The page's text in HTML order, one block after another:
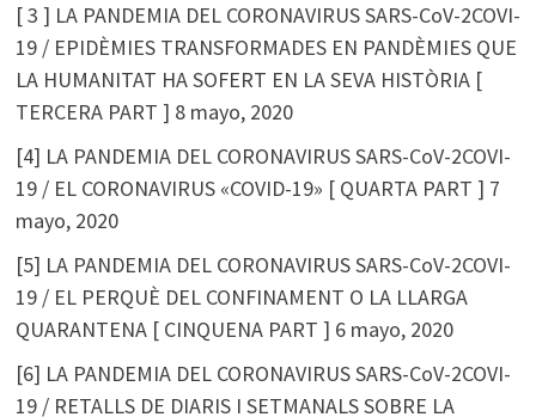
[ 3 ] LA PANDEMIA DEL CORONAVIRUS SARS-CoV-2COVI-
19 / EPIDÈMIES TRANSFORMADES EN PANDÈMIES QUE
LA HUMANITAT HA SOFERT EN LA SEVA HISTÒRIA [
TERCERA PART ] 8 mayo, 2020
[4] LA PANDEMIA DEL CORONAVIRUS SARS-CoV-2COVI-
19 / EL CORONAVIRUS «COVID-19» [ QUARTA PART ] 7
mayo, 2020
[5] LA PANDEMIA DEL CORONAVIRUS SARS-CoV-2COVI-
19 / EL PERQUÈ DEL CONFINAMENT O LA LLARGA
QUARANTENA [ CINQUENA PART ] 6 mayo, 2020
[6] LA PANDEMIA DEL CORONAVIRUS SARS-CoV-2COVI-
19 / RETALLS DE DIARIS I SETMANALS SOBRE LA